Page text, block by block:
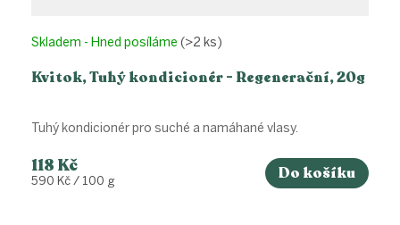
Kvitok, Tuhý kondicionér - Regenerační, 20g
Skladem - Hned posíláme (>2 ks)
118 Kč
Měrná
590 Kč / 100 g Do košíku
Tuhý kondicionér pro suché a namáhané vlasy.